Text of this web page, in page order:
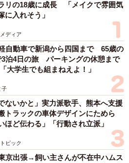
4/7
ました～（画像提供／きのこ氏さん）
リの18歳に成長 「メイクで雰囲気
に入れそう」
ディア
自動車で新潟から四国まで 65歳の
3泊4日の旅 パーキングの休憩まで
大学生でも組まねえよ！」
子
ないかと」実力派歌手、熊本へ支援
トラックの車体デザインにためら
ど伝わる」「行動され立派」
ピック
京出張→飼い主さんが不在中ハムス